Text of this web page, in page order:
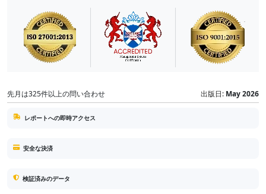
先月は325件以上の問い合わせ 出版日: May 2026
レポートへの即時アクセス
安全な決済
検証済みのデータ